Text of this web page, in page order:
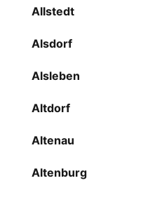
Allstedt
Alsdorf
Alsleben
Altdorf
Altenau
Altenburg